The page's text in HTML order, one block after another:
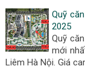
Quỹ
2025
Quỹ
mới
Liêm Hà Nội. Giá